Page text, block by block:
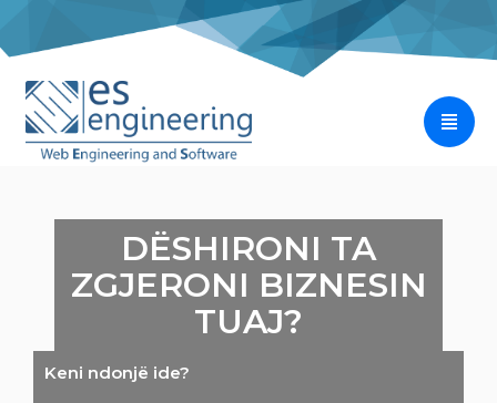
Kontakti
DËSHIRONI TA
ZGJERONI BIZNESIN
TUAJ?
Keni ndonjë ide?